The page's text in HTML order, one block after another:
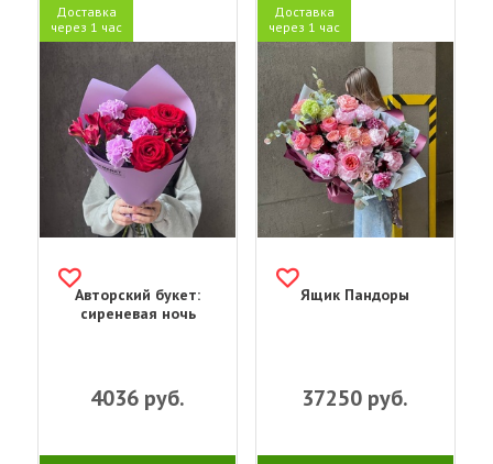
Доставка
через 1 час
Авторский букет:
сиреневая ночь
4036 руб.
Доставка
через 1 час
Ящик Пандоры
37250 руб.